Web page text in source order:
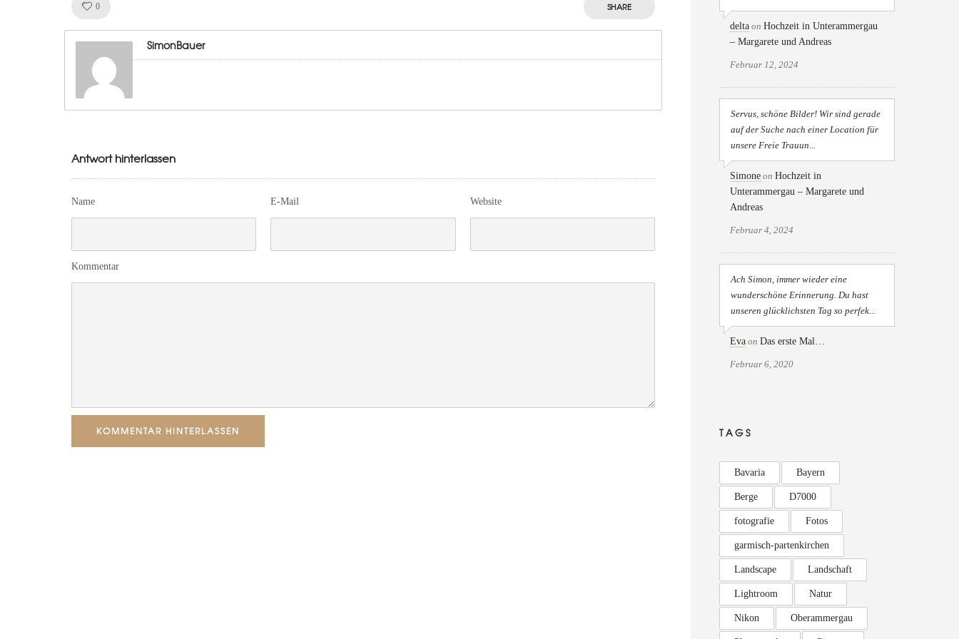
0 SHARE
SimonBauer
Antwort hinterlassen
Name E-Mail Website
Kommentar
KOMMENTAR HINTERLASSEN
delta on Hochzeit in Unterammergau
– Margarete und Andreas
Februar 12, 2024
Servus, schöne Bilder! Wir sind gerade
auf der Suche nach einer Location für
unsere Freie Trauun...
Simone on Hochzeit in
Unterammergau – Margarete und
Andreas
Februar 4, 2024
Ach Simon, immer wieder eine
wunderschöne Erinnerung. Du hast
unseren glücklichsten Tag so perfek...
Eva on Das erste Mal…
Februar 6, 2020
TAGS
Bavaria Bayern
Berge D7000
fotografie Fotos
garmisch-partenkirchen
Landscape Landschaft
Lightroom Natur
Nikon Oberammergau